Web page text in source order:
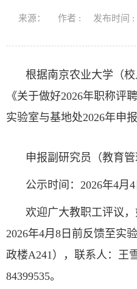
来源： 作者 : 发布时间 :
根据南京农业大学（
《关于做好2026年职称评
实验室与基地处2026年申
申报副研究员（教育
公示时间：2026年4月
欢迎广大教职工评议
2026年4月8日前反馈至实
政楼A241），联系人：王
84399535。